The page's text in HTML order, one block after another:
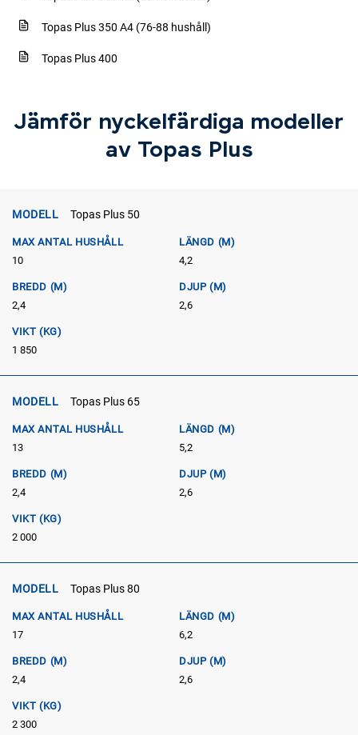
Topas Plus 350 A4 (76-88 hushåll)
Topas Plus 400
Jämför nyckelfärdiga modeller
av Topas Plus
MODELL Topas Plus 50
MAX ANTAL HUSHÅLL
10
LÄNGD (M)
4,2
BREDD (M)
2,4
DJUP (M)
2,6
VIKT (KG)
1 850
MODELL Topas Plus 65
MAX ANTAL HUSHÅLL
13
LÄNGD (M)
5,2
BREDD (M)
2,4
DJUP (M)
2,6
VIKT (KG)
2 000
MODELL Topas Plus 80
MAX ANTAL HUSHÅLL
17
LÄNGD (M)
6,2
BREDD (M)
2,4
DJUP (M)
2,6
VIKT (KG)
2 300